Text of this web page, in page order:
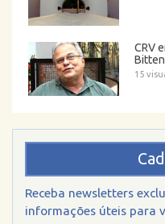
CRV
15
Receba newsletters
informações úteis para